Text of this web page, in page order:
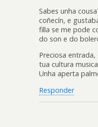
Sabes unha
coñecín, e
filla se me pode
do son e do
Preciosa
tua cultura
Unha aperta
Responder